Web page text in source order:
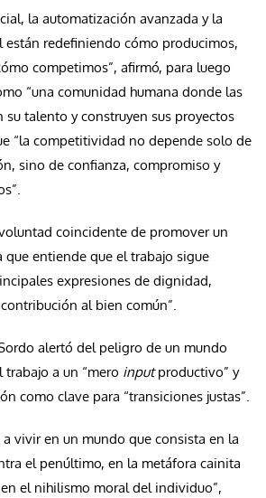
la automatización avanzada y la
redefiniendo cómo producimos,
competimos”, afirmó, para luego
“una comunidad humana donde las
su talento y construyen sus proyectos
“la competitividad no depende solo de
sino de confianza, compromiso y
coincidente de promover un
que entiende que el trabajo sigue
expresiones de dignidad,
al bien común”.
alertó del peligro de un mundo
trabajo a un “mero inputproductivo” y
como clave para “transiciones justas”.
vivir en un mundo que consista en la
el penúltimo, en la metáfora cainita
el nihilismo moral del individuo”,